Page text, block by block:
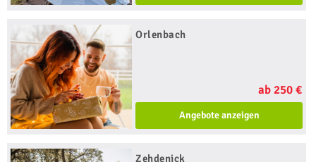
Orlenbach
ab 250 €
Angebote anzeigen
Zehdenick